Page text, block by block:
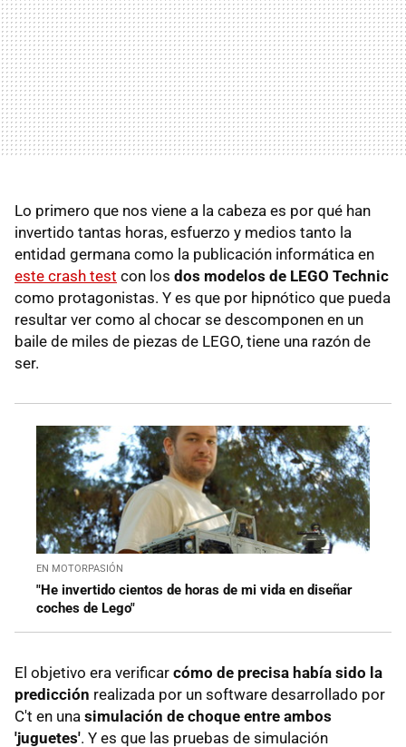
Lo primero que nos viene a la cabeza es por qué han
invertido tantas horas, esfuerzo y medios tanto la
entidad germana como la publicación informática en
este crash test con los dos modelos de LEGO Technic
como protagonistas. Y es que por hipnótico que pueda
resultar ver como al chocar se descomponen en un
baile de miles de piezas de LEGO, tiene una razón de
ser.
EN MOTORPASIÓN
"He invertido cientos de horas de mi vida en diseñar
coches de Lego"
El objetivo era verificar cómo de precisa había sido la
predicción realizada por un software desarrollado por
C't en una simulación de choque entre ambos
'juguetes'. Y es que las pruebas de simulación